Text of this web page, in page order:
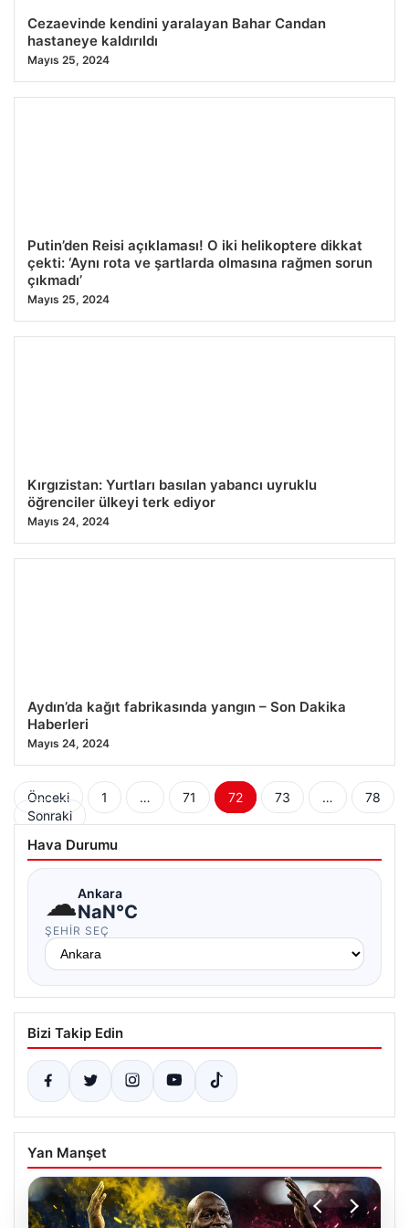
Cezaevinde kendini yaralayan Bahar Candan
hastaneye kaldırıldı
Mayıs 25, 2024
Putin’den Reisi açıklaması! O iki helikoptere dikkat
çekti: ‘Aynı rota ve şartlarda olmasına rağmen sorun
çıkmadı’
Mayıs 25, 2024
Kırgızistan: Yurtları basılan yabancı uyruklu
öğrenciler ülkeyi terk ediyor
Mayıs 24, 2024
Aydın’da kağıt fabrikasında yangın – Son Dakika
Haberleri
Mayıs 24, 2024
Yazı
sayfalaması
Önceki 1 … 71 72 73 …
78
Sonraki
Hava Durumu
☁Ankara
NaN°C
ŞEHIR SEÇ
Bizi Takip Edin
Yan Manşet